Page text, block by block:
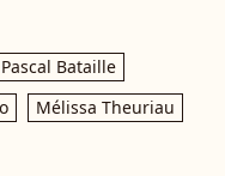
Pascal Bataille
Mélissa Theuriau